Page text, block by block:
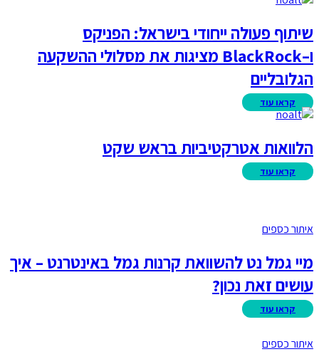
שיתוף פעולה ייחודי בישראל: הפניקס
ו–BlackRock מציגות את מסלולי ההשקעה
הגלובליים
הלוואות אטרקטיביות בראש שקט
איתור כספים
מיי גמל נט להשוואת קרנות גמל באינטרנט – איך
עושים זאת נכון?
איתור כספים